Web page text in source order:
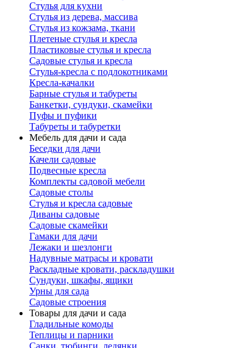
Стулья для кухни
Стулья из дерева, массива
Стулья из кожзама, ткани
Плетеные стулья и кресла
Пластиковые стулья и кресла
Садовые стулья и кресла
Стулья-кресла с подлокотниками
Кресла-качалки
Барные стулья и табуреты
Банкетки, сундуки, скамейки
Пуфы и пуфики
Табуреты и табуретки
Мебель для дачи и сада
Беседки для дачи
Качели садовые
Подвесные кресла
Комплекты садовой мебели
Садовые столы
Стулья и кресла садовые
Диваны садовые
Садовые скамейки
Гамаки для дачи
Лежаки и шезлонги
Надувные матрасы и кровати
Раскладные кровати, раскладушки
Сундуки, шкафы, ящики
Урны для сада
Садовые строения
Товары для дачи и сада
Гладильные комоды
Теплицы и парники
Санки, тюбинги, ледянки